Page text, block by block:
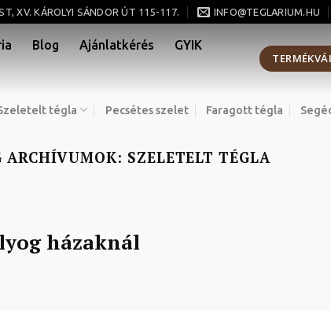
XV. KÁROLYI SÁNDOR ÚT 115-117. INFO@TEGLARIUM.HU
Blog Ajánlatkérés
GYIK
tégla Pecsétes szelet Faragott tégla
ARCHÍVUMOK: SZELETELT TÉGLA
házaknál